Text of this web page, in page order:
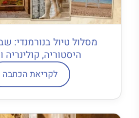
מסלול טיול בנורמנדי:
היסטוריה, קולינריה
לקריאת הכתבה